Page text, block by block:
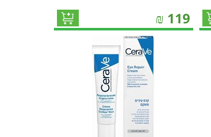
119
₪